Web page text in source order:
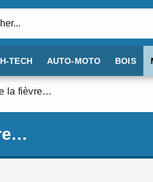
TECH AUTO-MOTO BOIS
la fièvre…